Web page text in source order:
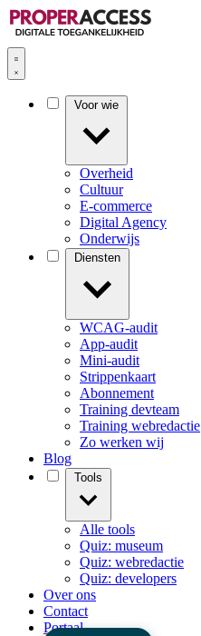
Overheid
Cultuur
E-commerce
Digital Agency
Onderwijs
WCAG-audit
App-audit
Mini-audit
Strippenkaart
Abonnement
Training devteam
Training webredactie
Zo werken wij
Blog
Alle tools
Quiz: museum
Quiz: webredactie
Quiz: developers
Over ons
Contact
Portaal